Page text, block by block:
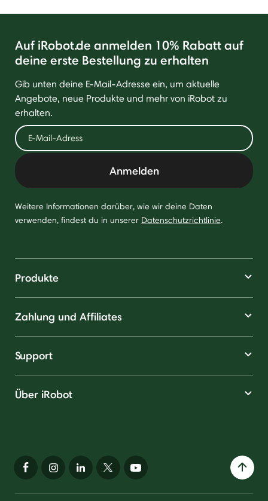
Auf iRobot.de anmelden 10% Rabatt auf
deine erste Bestellung zu erhalten
Gib unten deine E-Mail-Adresse ein, um aktuelle
Angebote, neue Produkte und mehr von iRobot zu
erhalten.
Anmelden
Weitere Informationen darüber, wie wir deine Daten
verwenden, findest du in unserer Datenschutzrichtlinie.
Produkte
Zahlung und Affiliates
Support
Über iRobot